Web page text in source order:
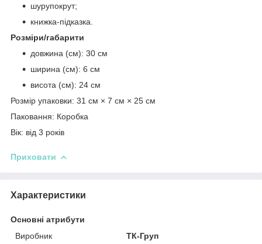
шурупокрут;
книжка-підказка.
Розміри/габарити
довжина (см): 30 см
ширина (см): 6 см
висота (см): 24 см
Розмір упаковки: 31 см × 7 см × 25 см
Паковання: Коробка
Вік: від 3 років
Приховати
Характеристики
Основні атрибути
Виробник
ТК-Груп